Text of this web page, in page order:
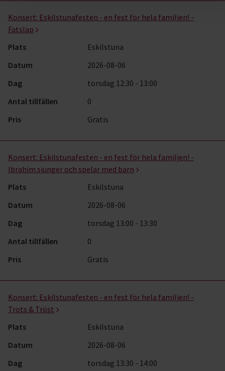
Konsert: Eskilstunafesten - en fest för hela familjen! -
Fatslap
Plats
Eskilstuna
Datum
2026-08-06
Dag
torsdag 12:30 - 13:00
Antal tillfällen
0
Pris
Gratis
Konsert: Eskilstunafesten - en fest för hela familjen! -
Ibrahim sjunger och spelar med barn
Plats
Eskilstuna
Datum
2026-08-06
Dag
torsdag 13:00 - 13:30
Antal tillfällen
0
Pris
Gratis
Konsert: Eskilstunafesten - en fest för hela familjen! -
Trots & Tröst
Plats
Eskilstuna
Datum
2026-08-06
Dag
torsdag 13:30 - 14:00